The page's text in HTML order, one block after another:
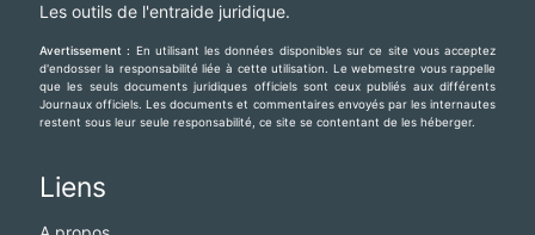
Les outils de l'entraide juridique.
Avertissement : En utilisant les données disponibles sur ce site vous acceptez
d'endosser la responsabilité liée à cette utilisation. Le webmestre vous rappelle
que les seuls documents juridiques officiels sont ceux publiés aux différents
Journaux officiels. Les documents et commentaires envoyés par les internautes
restent sous leur seule responsabilité, ce site se contentant de les héberger.
Liens